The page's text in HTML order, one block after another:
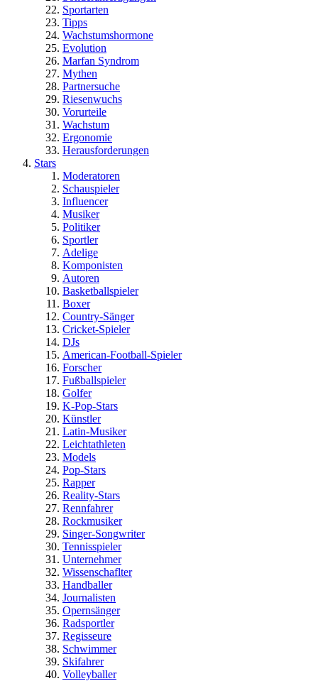
Sportarten
Tipps
Wachstumshormone
Evolution
Marfan Syndrom
Mythen
Partnersuche
Riesenwuchs
Vorurteile
Wachstum
Ergonomie
Herausforderungen
Stars
Moderatoren
Schauspieler
Influencer
Musiker
Politiker
Sportler
Adelige
Komponisten
Autoren
Basketballspieler
Boxer
Country-Sänger
Cricket-Spieler
DJs
American-Football-Spieler
Forscher
Fußballspieler
Golfer
K-Pop-Stars
Künstler
Latin-Musiker
Leichtathleten
Models
Pop-Stars
Rapper
Reality-Stars
Rennfahrer
Rockmusiker
Singer-Songwriter
Tennisspieler
Unternehmer
Wissenschaflter
Handballer
Journalisten
Opernsänger
Radsportler
Regisseure
Schwimmer
Skifahrer
Volleyballer